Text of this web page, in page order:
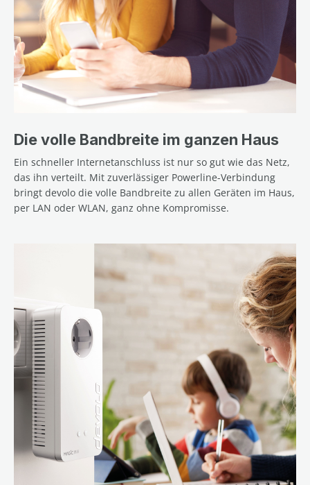
Die volle Bandbreite im ganzen Haus
Ein schneller Internetanschluss ist nur so gut wie das Netz,
das ihn verteilt. Mit zuverlässiger Powerline-Verbindung
bringt devolo die volle Bandbreite zu allen Geräten im Haus,
per LAN oder WLAN, ganz ohne Kompromisse.